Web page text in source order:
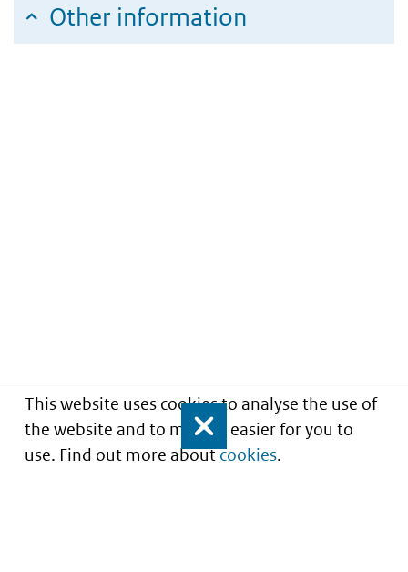
This website uses cookies to analyse the use of
the website and to make it easier for you to
use. Find out more aboutcookies.
Close
Other information